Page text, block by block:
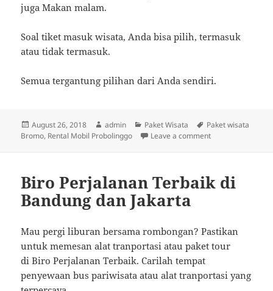
juga Makan malam.
Soal tiket masuk wisata, Anda bisa pilih, termasuk
atau tidak termasuk.
Semua tergantung pilihan dari Anda sendiri.
Posted
on
August 26, 2018 Author
admin Categories
Paket Wisata Tags
Paket wisata
Bromo, Rental Mobil Probolinggo Leave a commenton Royal Tour
Biro Perjalanan Terbaik di
Bandung dan Jakarta
Mau pergi liburan bersama rombongan? Pastikan
untuk memesan alat tranportasi atau paket tour
di Biro Perjalanan Terbaik. Carilah tempat
penyewaan bus pariwisata atau alat tranportasi yang